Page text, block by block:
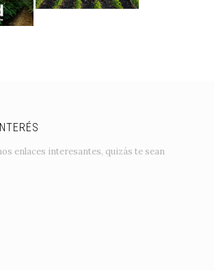
enlaces interesantes, quizás te sean